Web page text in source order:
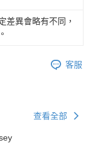
差異會略有不同，
客服
查看全部